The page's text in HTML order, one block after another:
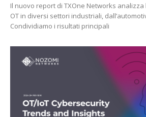
Il nuovo report di TXOne Networks
OT in diversi settori industriali,
Condividiamo i risultati principali